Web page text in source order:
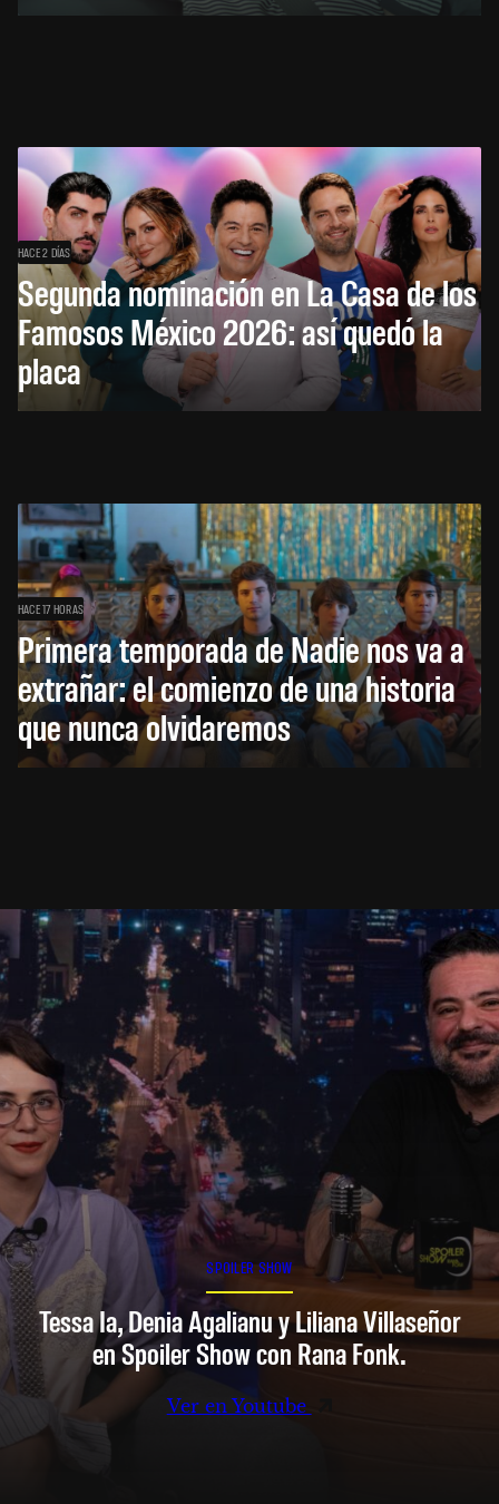
HACE 2 DÍAS
Segunda nominación en La Casa de los
Famosos México 2026: así quedó la
placa
HACE 17 HORAS
Primera temporada de Nadie nos va a
extrañar: el comienzo de una historia
que nunca olvidaremos
SPOILER SHOW
Tessa Ia, Denia Agalianu y Liliana Villaseñor
en Spoiler Show con Rana Fonk.
Ver en Youtube